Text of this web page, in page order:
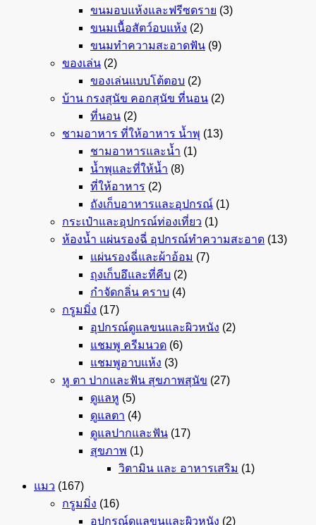
ขนมอบแห้งและฟรีซดราย (3)
ขนมเนื้อสัตว์อบแห้ง (2)
ขนมทำความสะอาดฟัน (9)
ของเล่น (2)
ของเล่นแบบโต้ตอบ (2)
บ้าน กรงสุนัข คอกสุนัข ที่นอน (2)
ที่นอน (2)
ชามอาหาร ที่ให้อาหาร น้ำพุ (13)
ชามอาหารและน้ำ (1)
น้ำพุและที่ให้น้ำ (8)
ที่ให้อาหาร (2)
ถังเก็บอาหารและอุปกรณ์ (1)
กระเป๋าและอุปกรณ์ท่องเที่ยว (1)
ห้องน้ำ แผ่นรองฉี่ อุปกรณ์ทำความสะอาด (13)
แผ่นรองฉี่และผ้าอ้อม (7)
ถุงเก็บอึและที่คีบ (2)
กำจัดกลิ่น คราบ (4)
กรูมมิ่ง (17)
อุปกรณ์ดูแลขนและผิวหนัง (2)
แชมพู ครีมนวด (6)
แชมพูอาบแห้ง (3)
หู ตา ปากและฟัน สุขภาพสุนัข (27)
ดูแลหู (5)
ดูแลตา (4)
ดูแลปากและฟัน (17)
สุขภาพ (1)
วิตามิน และ อาหารเสริม (1)
แมว (167)
กรูมมิ่ง (16)
อุปกรณ์ดูแลขนและผิวหนัง (2)